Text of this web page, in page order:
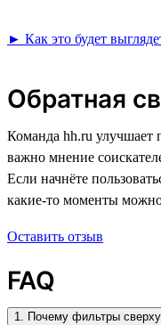
► Как это будет
Обратная
Команда hh.ru
важно мнение
Если начнёте
какие-то моменты
Оставить отзыв
FAQ
1. Почему фильтры